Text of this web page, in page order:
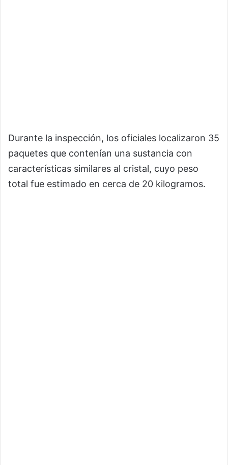
Durante la inspección, los oficiales localizaron 35
paquetes que contenían una sustancia con
características similares al cristal, cuyo peso
total fue estimado en cerca de 20 kilogramos.